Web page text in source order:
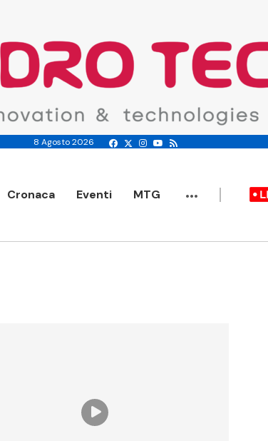
8 Agosto 2026
Cronaca Eventi MTG ...